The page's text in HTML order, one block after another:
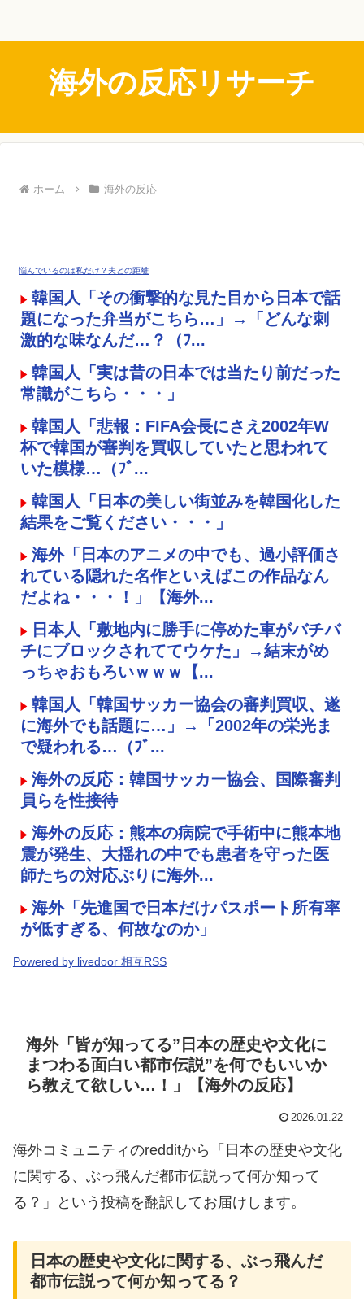
海外の反応リサーチ
ホーム 海外の反応
悩んでいるのは私だけ？夫との距離
韓国人「その衝撃的な見た目から日本で話
題になった弁当がこちら…」→「どんな刺
激的な味なんだ…？（ﾌ...
韓国人「実は昔の日本では当たり前だった
常識がこちら・・・」
韓国人「悲報：FIFA会長にさえ2002年W
杯で韓国が審判を買収していたと思われて
いた模様…（ﾌﾞ...
韓国人「日本の美しい街並みを韓国化した
結果をご覧ください・・・」
海外「日本のアニメの中でも、過小評価さ
れている隠れた名作といえばこの作品なん
だよね・・・！」【海外...
日本人「敷地内に勝手に停めた車がバチバ
チにブロックされててウケた」→結末がめ
っちゃおもろいｗｗｗ【...
韓国人「韓国サッカー協会の審判買収、遂
に海外でも話題に…」→「2002年の栄光ま
で疑われる…（ﾌﾞ...
海外の反応：韓国サッカー協会、国際審判
員らを性接待
海外の反応：熊本の病院で手術中に熊本地
震が発生、大揺れの中でも患者を守った医
師たちの対応ぶりに海外...
海外「先進国で日本だけパスポート所有率
が低すぎる、何故なのか」
Powered by livedoor 相互RSS
海外「皆が知ってる”日本の歴史や文化に
まつわる面白い都市伝説”を何でもいいか
ら教えて欲しい…！」【海外の反応】
2026.01.22
海外コミュニティのredditから「日本の歴史や文化
に関する、ぶっ飛んだ都市伝説って何か知って
る？」という投稿を翻訳してお届けします。
日本の歴史や文化に関する、ぶっ飛んだ
都市伝説って何か知ってる？